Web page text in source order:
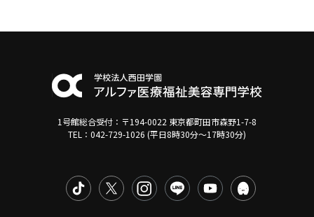
1号館総合受付：〒194-0022 東京都町田市森野1-7-8
TEL：042-729-1026 (平日8時30分〜17時30分)